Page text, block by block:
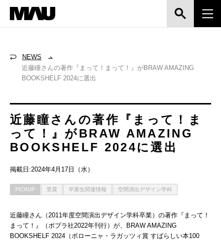
NEWS
近藤瞳さんの著作『まって！まって！』がBRAW AMAZING
BOOKSHELF 2024に選出
近藤瞳さんの著作『まって！ま
って！』がBRAW AMAZING
BOOKSHELF 2024に選出
掲載日:2024年4月17日（水）
PICKUP 受賞 卒業生関連情報 空間演出デザイン学科
近藤瞳さん（2011年度空間演出デザイン学科卒業）の著作『まって！
まって！』（ポプラ社2022年刊行）が、BRAW AMAZING
BOOKSHELF 2024（ボローニャ・ラガッツィ賞 すばらしい本100